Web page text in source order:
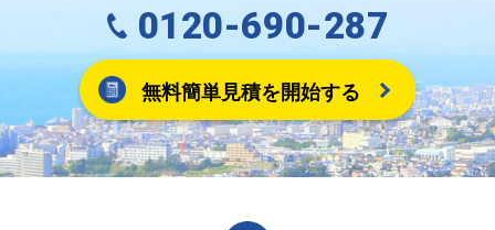
0120-690-287
無料簡単見積を開始する